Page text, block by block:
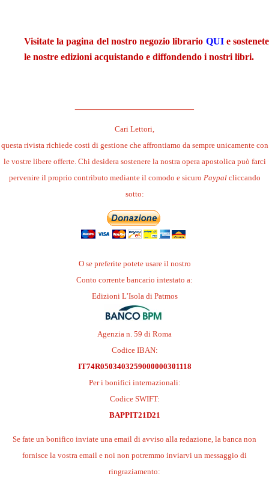
Visitate la pagina del nostro negozio librario QUIe sostenete
le nostre edizioni acquistando e diffondendo i nostri libri.
Cari Lettori,
questa rivista richiede costi di gestione che affrontiamo da sempre unicamente con
le vostre libere offerte. Chi desidera sostenere la nostra opera apostolica può farci
pervenire il proprio contributo mediante il comodo e sicuro Paypalcliccando
sotto:
O se preferite potete usare il nostro
Conto corrente bancario intestato a:
Edizioni L’Isola di Patmos
Agenzia n. 59 di Roma
Codice IBAN:
IT74R0503403259000000301118
Per i bonifici internazionali:
Codice SWIFT:
BAPPIT21D21
Se fate un bonifico inviate una email di avviso alla redazione, la banca non
fornisce la vostra email e noi non potremmo inviarvi un messaggio di
ringraziamento: